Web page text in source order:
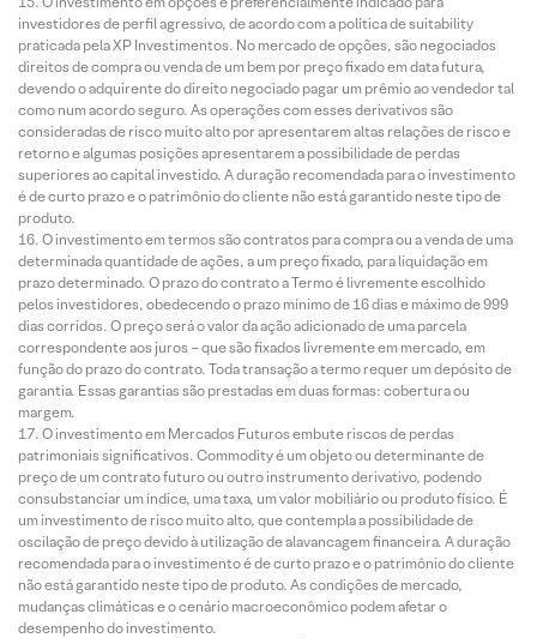
investidores de perfil agressivo, de acordo com a política de suitability
praticada pela XP Investimentos. No mercado de opções, são negociados
direitos de compra ou venda de um bem por preço fixado em data futura,
devendo o adquirente do direito negociado pagar um prêmio ao vendedor tal
como num acordo seguro. As operações com esses derivativos são
consideradas de risco muito alto por apresentarem altas relações de risco e
retorno e algumas posições apresentarem a possibilidade de perdas
superiores ao capital investido. A duração recomendada para o investimento
é de curto prazo e o patrimônio do cliente não está garantido neste tipo de
produto.
O investimento em termos são contratos para compra ou a venda de uma
determinada quantidade de ações, a um preço fixado, para liquidação em
prazo determinado. O prazo do contrato a Termo é livremente escolhido
pelos investidores, obedecendo o prazo mínimo de 16 dias e máximo de 999
dias corridos. O preço será o valor da ação adicionado de uma parcela
correspondente aos juros – que são fixados livremente em mercado, em
função do prazo do contrato. Toda transação a termo requer um depósito de
garantia. Essas garantias são prestadas em duas formas: cobertura ou
margem.
O investimento em Mercados Futuros embute riscos de perdas
patrimoniais significativos. Commodity é um objeto ou determinante de
preço de um contrato futuro ou outro instrumento derivativo, podendo
consubstanciar um índice, uma taxa, um valor mobiliário ou produto físico. É
um investimento de risco muito alto, que contempla a possibilidade de
oscilação de preço devido à utilização de alavancagem financeira. A duração
recomendada para o investimento é de curto prazo e o patrimônio do cliente
não está garantido neste tipo de produto. As condições de mercado,
mudanças climáticas e o cenário macroeconômico podem afetar o
desempenho do investimento.